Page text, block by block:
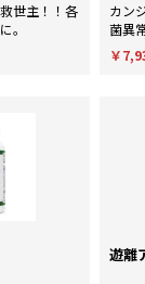
世主！！各
。
カン
菌異
に！
￥
遊離